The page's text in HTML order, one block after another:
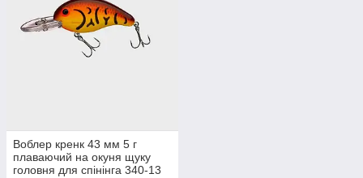
Воблер кренк 43 мм 5 г
плаваючий на окуня щуку
головня для спінінга 340-13